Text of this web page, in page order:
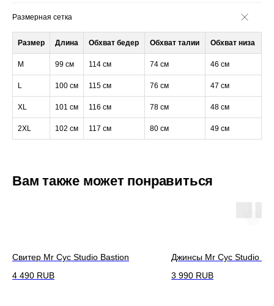
Размерная сетка
Размер Длина Обхват бедер Обхват талии Обхват низа
M 99 см 114 см 74 см 46 см
L 100 см 115 см 76 см 47 см
XL 101 см 116 см 78 см 48 см
2XL 102 см 117 см 80 см 49 см
Вам также может понравиться
Свитер Mr Cyc Studio Bastion
4 490 RUB
Джинсы Mr Cyc Studio
3 990 RUB